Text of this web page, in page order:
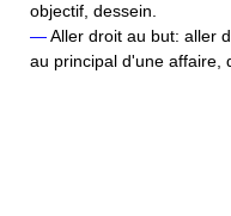
objectif, dessein.
—Aller droit au but: aller
au principal d'une affaire,